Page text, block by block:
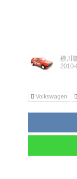
横川
Volkswagen